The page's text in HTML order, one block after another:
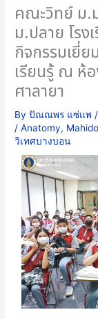
คณะวิทย์ ม.
ม.ปลาย โรง
กิจกรรมเยี่
เรียนรู้ ณ ห้
ศาลายา
Byปัณณพร แซ่แพ
/Anatomy,
วิเทศบางบอน
ม